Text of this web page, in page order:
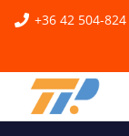
+36 42 504-824